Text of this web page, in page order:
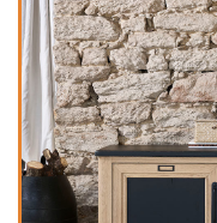
outdoor
décoration